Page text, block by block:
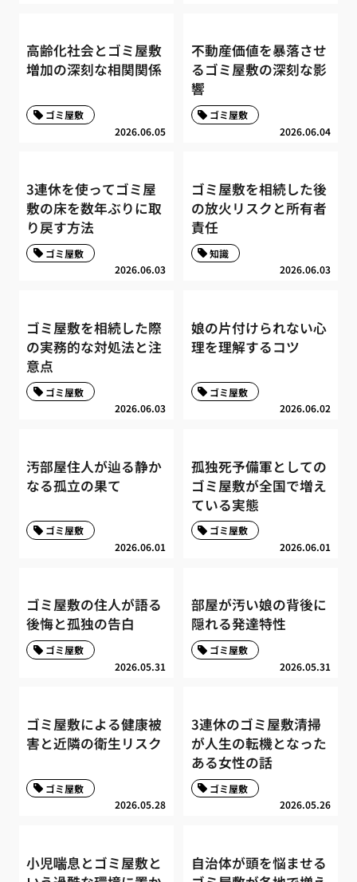
高齢化社会とゴミ屋敷
増加の深刻な相関関係
2026.06.05
ゴミ屋敷
不動産価値を暴落させ
るゴミ屋敷の深刻な影
響
2026.06.04
ゴミ屋敷
3連休を使ってゴミ屋
敷の床を数年ぶりに取
り戻す方法
2026.06.03
ゴミ屋敷
ゴミ屋敷を相続した後
の放火リスクと所有者
責任
2026.06.03
知識
ゴミ屋敷を相続した際
の実務的な対処法と注
意点
2026.06.03
ゴミ屋敷
娘の片付けられない心
理を理解するコツ
2026.06.02
ゴミ屋敷
汚部屋住人が辿る静か
なる孤立の果て
2026.06.01
ゴミ屋敷
孤独死予備軍としての
ゴミ屋敷が全国で増え
ている実態
2026.06.01
ゴミ屋敷
ゴミ屋敷の住人が語る
後悔と孤独の告白
2026.05.31
ゴミ屋敷
部屋が汚い娘の背後に
隠れる発達特性
2026.05.31
ゴミ屋敷
ゴミ屋敷による健康被
害と近隣の衛生リスク
2026.05.28
ゴミ屋敷
3連休のゴミ屋敷清掃
が人生の転機となった
ある女性の話
2026.05.26
ゴミ屋敷
小児喘息とゴミ屋敷と
自治体が頭を悩ませる